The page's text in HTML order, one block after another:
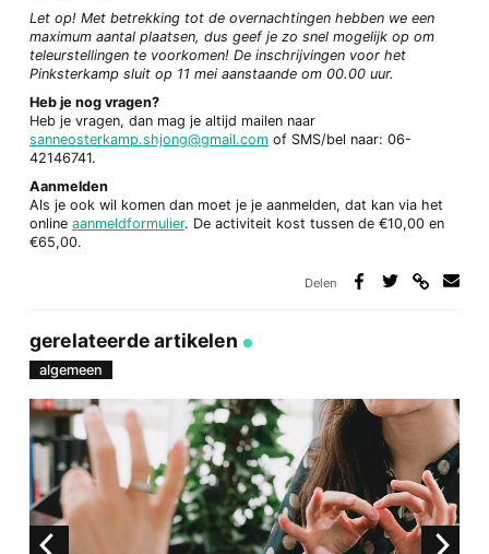
Let op! Met betrekking tot de overnachtingen hebben we een
maximum aantal plaatsen, dus geef je zo snel mogelijk op om
teleurstellingen te voorkomen! De inschrijvingen voor het
Pinksterkamp sluit op 11 mei aanstaande om 00.00 uur.
Heb je nog vragen?
Heb je vragen, dan mag je altijd mailen naar
sanneosterkamp.shjong@gmail.com of SMS/bel naar: 06-
42146741.
Aanmelden
Als je ook wil komen dan moet je je aanmelden, dat kan via het
online aanmeldformulier. De activiteit kost tussen de €10,00 en
€65,00.
Delen
gerelateerde artikelen
algemeen